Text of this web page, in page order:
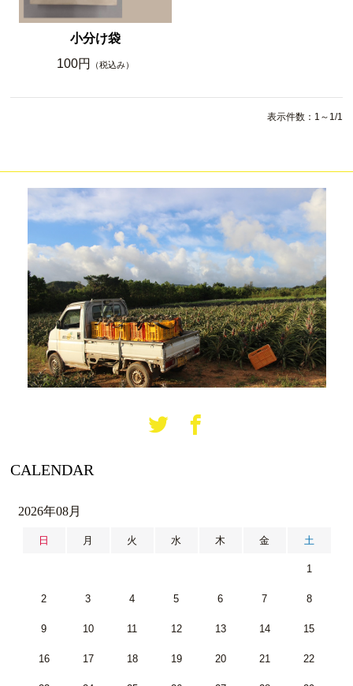
小分け袋
100円
（税込み）
表示件数：1～1/1
CALENDAR
2026年08月
日 月 火 水 木 金 土
1
2 3 4 5 6 7 8
9 10 11 12 13 14 15
16 17 18 19 20 21 22